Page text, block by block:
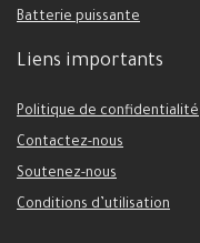
Batterie puissante
Liens importants
Politique de confidentialité
Contactez-nous
Soutenez-nous
Conditions d’utilisation